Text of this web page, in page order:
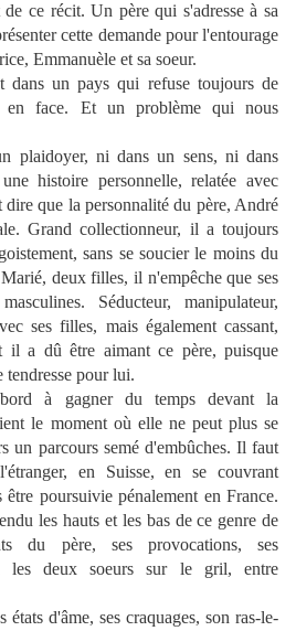
ce récit. Un père qui s'adresse à sa
cette demande pour l'entourage
Emmanuèle et sa soeur.
dans un pays qui refuse toujours de
en face. Et un problème qui nous
plaidoyer, ni dans un sens, ni dans
histoire personnelle, relatée avec
que la personnalité du père, André
Grand collectionneur, il a toujours
sans se soucier le moins du
deux filles, il n'empêche que ses
Séducteur, manipulateur,
ses filles, mais également cassant,
il a dû être aimant ce père, puisque
tendresse pour lui.
à gagner du temps devant la
le moment où elle ne peut plus se
un parcours semé d'embûches. Il faut
en Suisse, en se couvrant
poursuivie pénalement en France.
les hauts et les bas de ce genre de
du père, ses provocations, ses
les deux soeurs sur le gril, entre
états d'âme, ses craquages, son ras-le-